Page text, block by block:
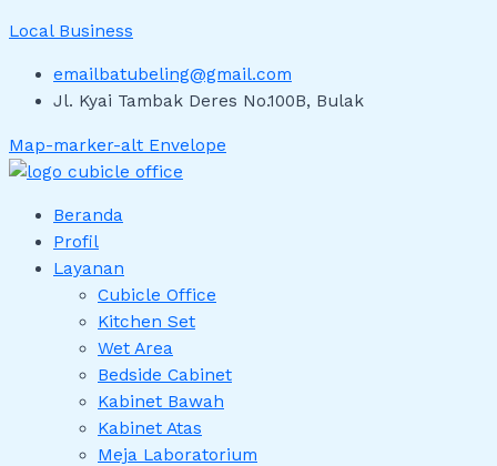
Local Business
emailbatubeling@gmail.com
Jl. Kyai Tambak Deres No.100B, Bulak
Map-marker-alt Envelope
Beranda
Profil
Layanan
Cubicle Office
Kitchen Set
Wet Area
Bedside Cabinet
Kabinet Bawah
Kabinet Atas
Meja Laboratorium